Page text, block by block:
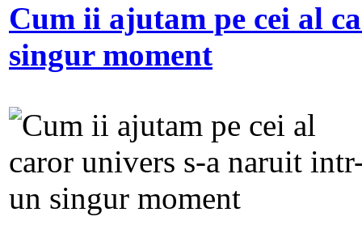
Cum ii ajutam pe cei al
singur moment